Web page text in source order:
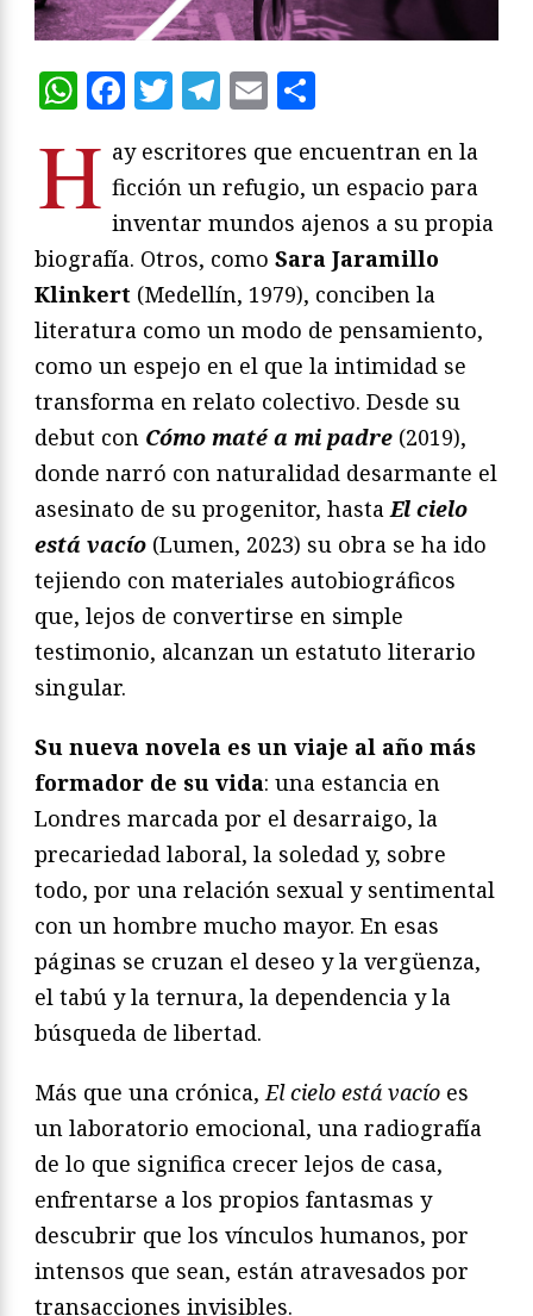
WhatsApp
Facebook
Twitter
Telegram
Email
H ay escritores que encuentran en la
ficción un refugio, un espacio para
inventar mundos ajenos a su propia
biografía. Otros, como Sara Jaramillo
Klinkert (Medellín, 1979), conciben la
literatura como un modo de pensamiento,
como un espejo en el que la intimidad se
transforma en relato colectivo. Desde su
debut con Cómo maté a mi padre (2019),
donde narró con naturalidad desarmante el
asesinato de su progenitor, hastaEl cielo
está vacío (Lumen, 2023) su obra se ha ido
tejiendo con materiales autobiográficos
que, lejos de convertirse en simple
testimonio, alcanzan un estatuto literario
singular.
Su nueva novela es un viaje al año más
formador de su vida: una estancia en
Londres marcada por el desarraigo, la
precariedad laboral, la soledad y, sobre
todo, por una relación sexual y sentimental
con un hombre mucho mayor. En esas
páginas se cruzan el deseo y la vergüenza,
el tabú y la ternura, la dependencia y la
búsqueda de libertad.
Más que una crónica,El cielo está vacío es
un laboratorio emocional, una radiografía
de lo que significa crecer lejos de casa,
enfrentarse a los propios fantasmas y
descubrir que los vínculos humanos, por
intensos que sean, están atravesados por
transacciones invisibles.